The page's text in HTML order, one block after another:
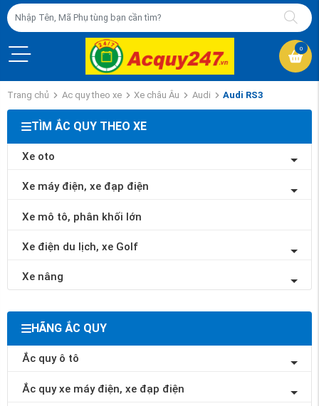
0
Trang chủ Ac quy theo xe Xe châu Âu Audi Audi RS3
TÌM ẮC QUY THEO XE
Xe oto
Xe máy điện, xe đạp điện
Xe mô tô, phân khối lớn
Xe điện du lịch, xe Golf
Xe nâng
HÃNG ẮC QUY
Ắc quy ô tô
Ắc quy xe máy điện, xe đạp điện